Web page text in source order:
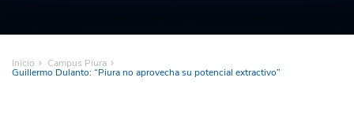
Inicio Campus Piura
Guillermo Dulanto: “Piura no aprovecha su potencial extractivo”